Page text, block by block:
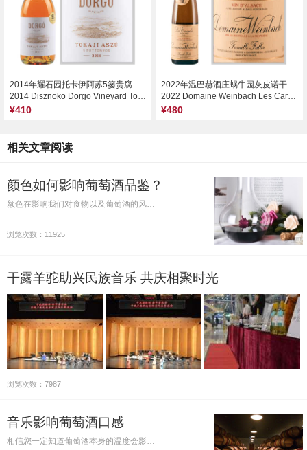
2014年耀石园托卡伊阿苏5篓贵腐甜白葡萄酒（500ml）
2014 Disznoko Dorgo Vineyard Tokaji Aszu 5 Puttonyos, Tokaj, Hungary
¥410
2022年温巴赫酒庄蜗牛园灰皮诺干白葡萄酒
2022 Domaine Weinbach Les Caracoles Pinot Gris, Alsace, France
¥480
相关文章阅读
颜色如何影响葡萄酒品鉴？
颜色在影响我们对食物以及葡萄酒的风…
浏览次数：11925
干露羊驼助兴民族音乐 共庆相聚时光
浏览次数：7987
音乐影响葡萄酒口感
相信您一定知道葡萄酒本身的温度会影…